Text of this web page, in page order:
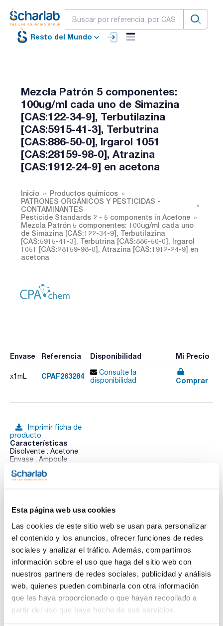
Esta página web usa cookies
Las cookies de este sitio web se usan para personalizar
el contenido y los anuncios, ofrecer funciones de redes
sociales y analizar el tráfico. Además, compartimos
información sobre el uso que haga del sitio web con
nuestros partners de redes sociales, publicidad y análisis
web, quienes pueden combinarla con otra información
que les haya proporcionado o que hayan recopilado a
partir del uso que haya hecho de sus servicios.
Resto del Mundo
Mezcla Patrón 5 componentes:
100ug/ml cada uno de Simazina
[CAS:122-34-9], Terbutilazina
[CAS:5915-41-3], Terbutrina
[CAS:886-50-0], Irgarol 1051
[CAS:28159-98-0], Atrazina
[CAS:1912-24-9] en acetona
Inicio
Productos químicos
PATRONES ORGÁNICOS Y PESTICIDAS -
CONTAMINANTES
Pesticide Standards 2 - 5 components in Acetone
Mezcla Patrón 5 componentes: 100ug/ml cada uno
de Simazina [CAS:122-34-9], Terbutilazina
[CAS:5915-41-3], Terbutrina [CAS:886-50-0], Irgarol
1051 [CAS:28159-98-0], Atrazina [CAS:1912-24-9] en
acetona
Envase Referencia Disponibilidad Mi Precio
x1mL CPAF263284
Consulte la
disponibilidad
Comprar
Imprimir ficha de
producto
Características
Disolvente : Acetone
Envase : Ampoule
Composition:
Simazine 100ug/ml [122-34-9]
Terbutryn 100ug/ml [886-50-0]
Irgarol 1051 100ug/ml [28159-98-0]
Atrazine 100ug/ml [1912-24-9]
Ver más
Documentación técnica
TDS / Ficha técnica
Regístrate para
descargas
COA
Regístrate para
descargas
SDS/ Hoja de seguridad
Regístrate para
descargas